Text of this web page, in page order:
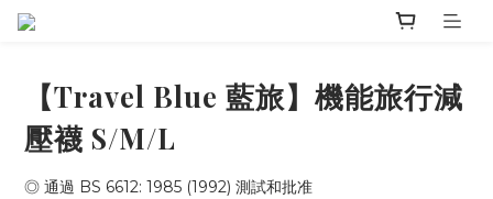
【Travel Blue 藍旅】機能旅行減
壓襪 S/M/L
◎ 通過 BS 6612: 1985 (1992) 測試和批准